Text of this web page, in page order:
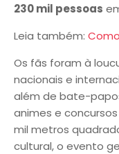
230 mil pessoas
Leia também:
Os fãs foram à
nacionais e
além de bate-
animes e
mil metros
cultural, o evento